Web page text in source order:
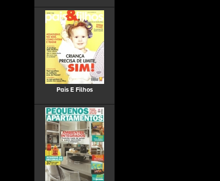
Pais E Filhos